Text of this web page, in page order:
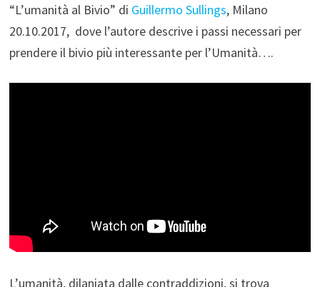
“L’umanità al Bivio” di Guillermo Sullings, Milano
20.10.2017, dove l’autore descrive i passi necessari per
prendere il bivio più interessante per l’Umanità….
L’umanità, dilaniata dalle contraddizioni, si trova